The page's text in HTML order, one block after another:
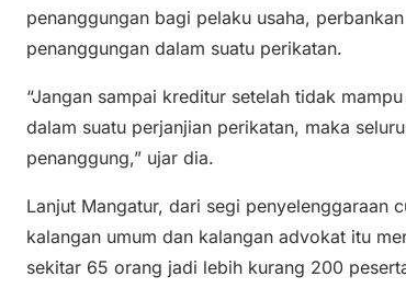
penanggungan bagi pelaku usaha,
penanggungan dalam suatu perikatan.
“Jangan sampai kreditur setelah tidak
dalam suatu perjanjian perikatan, maka
penanggung,” ujar dia.
Lanjut Mangatur, dari segi penyelenggaraan
kalangan umum dan kalangan advokat itu
sekitar 65 orang jadi lebih kurang 200